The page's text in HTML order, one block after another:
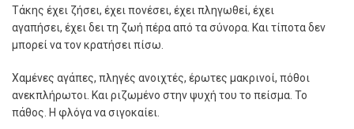
Τάκης έχει ζήσει, έχει πονέσει, έχει πληγωθεί, έχει
αγαπήσει, έχει δει τη ζωή πέρα από τα σύνορα. Και τίποτα δεν
µπορεί να τον κρατήσει πίσω.
Χαµένες αγάπες, πληγές ανοιχτές, έρωτες µακρινοί, πόθοι
ανεκπλήρωτοι. Και ριζωµένο στην ψυχή του το πείσµα. Το
πάθος. Η φλόγα να σιγοκαίει.